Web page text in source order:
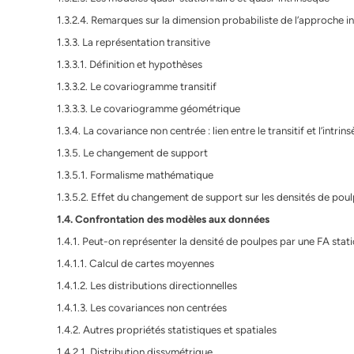
1.3.2.4. Remarques sur la dimension probabiliste de l’approche
1.3.3. La représentation transitive
1.3.3.1. Définition et hypothèses
1.3.3.2. Le covariogramme transitif
1.3.3.3. Le covariogramme géométrique
1.3.4. La covariance non centrée : lien entre le transitif et
1.3.5. Le changement de support
1.3.5.1. Formalisme mathématique
1.3.5.2. Effet du changement de support sur les densités de
1.4. Confrontation des modèles aux données
1.4.1. Peut-on représenter la densité de poulpes par une FA
1.4.1.1. Calcul de cartes moyennes
1.4.1.2. Les distributions directionnelles
1.4.1.3. Les covariances non centrées
1.4.2. Autres propriétés statistiques et spatiales